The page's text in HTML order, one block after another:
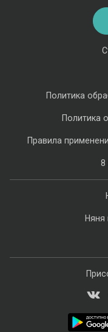
Няня
Политика
Политика
Правила
8